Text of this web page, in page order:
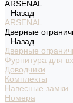
ARSENAL
Назад
ARSENAL
Дверные
Назад
Дверные
Фурнитура для
Доводчики
Комплекты
Навесные замки
Номера